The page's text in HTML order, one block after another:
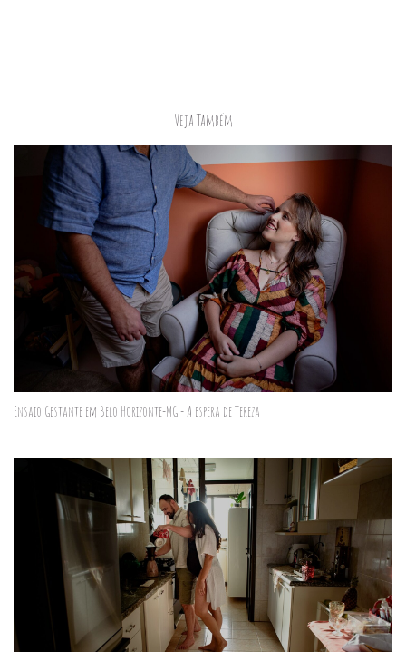
Veja Também
Ensaio Gestante em Belo Horizonte-MG - A espera de Tereza